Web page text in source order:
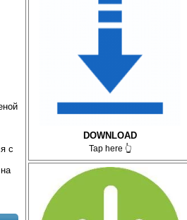
DOWNLOAD
Tap here 👆
с